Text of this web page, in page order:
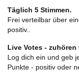
Täglich 5 Stimmen.
Frei verteilbar über
positiv..
Live Votes -
Log dich ein und geb
Punkte - positiv oder